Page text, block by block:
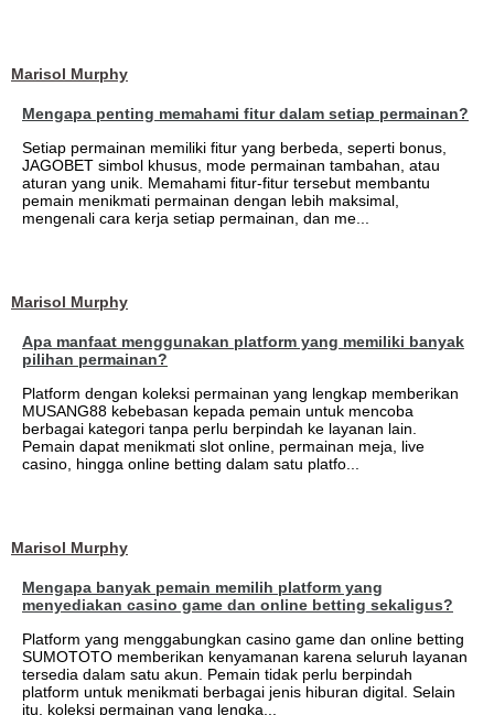
Marisol Murphy
Mengapa penting memahami fitur dalam setiap permainan?
Setiap permainan memiliki fitur yang berbeda, seperti bonus,
JAGOBET simbol khusus, mode permainan tambahan, atau
aturan yang unik. Memahami fitur-fitur tersebut membantu
pemain menikmati permainan dengan lebih maksimal,
mengenali cara kerja setiap permainan, dan me...
Marisol Murphy
Apa manfaat menggunakan platform yang memiliki banyak
pilihan permainan?
Platform dengan koleksi permainan yang lengkap memberikan
MUSANG88 kebebasan kepada pemain untuk mencoba
berbagai kategori tanpa perlu berpindah ke layanan lain.
Pemain dapat menikmati slot online, permainan meja, live
casino, hingga online betting dalam satu platfo...
Marisol Murphy
Mengapa banyak pemain memilih platform yang
menyediakan casino game dan online betting sekaligus?
Platform yang menggabungkan casino game dan online betting
SUMOTOTO memberikan kenyamanan karena seluruh layanan
tersedia dalam satu akun. Pemain tidak perlu berpindah
platform untuk menikmati berbagai jenis hiburan digital. Selain
itu, koleksi permainan yang lengka...